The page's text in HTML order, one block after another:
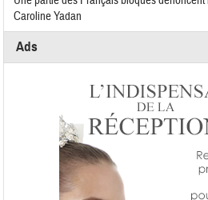
Caroline Yadan
Ads